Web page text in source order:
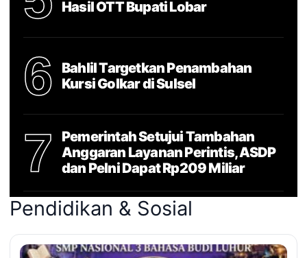
Hasil OTT Bupati Lobar
6
Bahlil Targetkan Penambahan
Kursi Golkar di Sulsel
7
Pemerintah Setujui Tambahan
Anggaran Layanan Perintis, ASDP
dan Pelni Dapat Rp209 Miliar
Pendidikan & Sosial